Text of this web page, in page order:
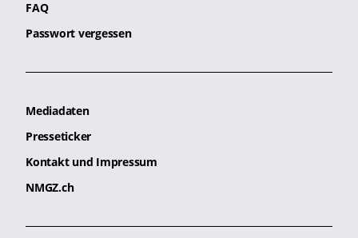
FAQ
Passwort vergessen
Mediadaten
Presseticker
Kontakt und Impressum
NMGZ.ch